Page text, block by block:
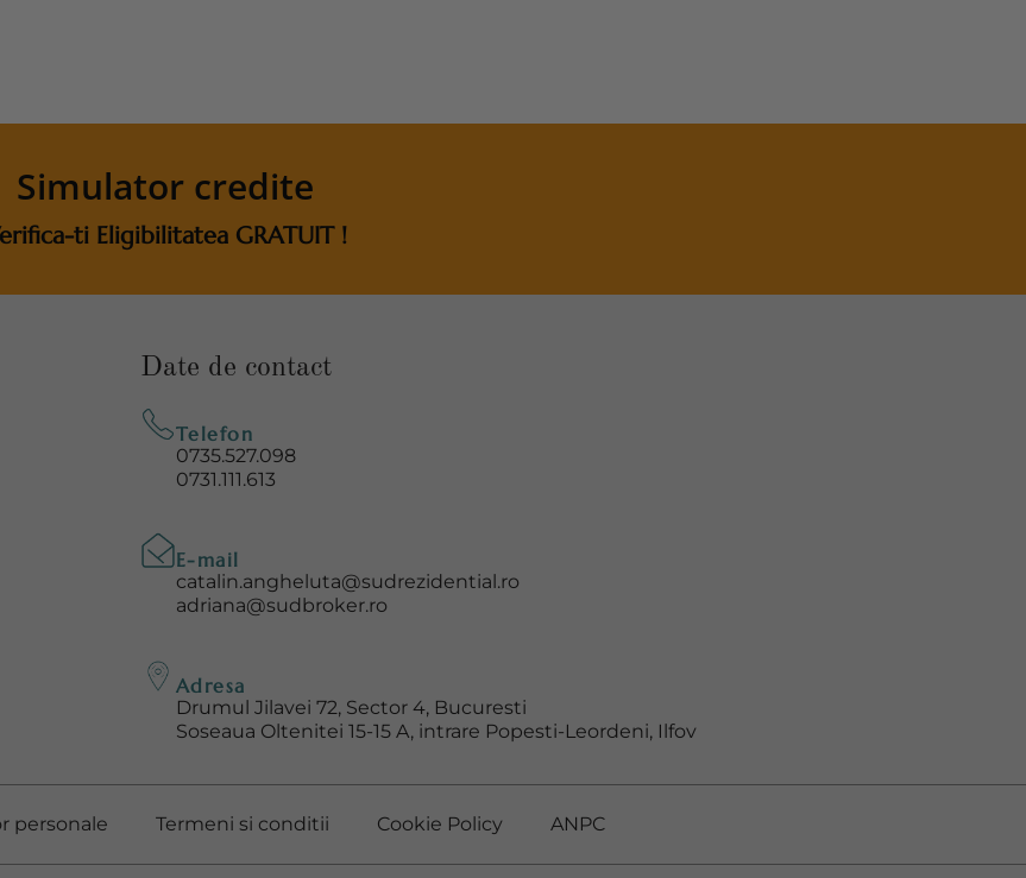
Simulator credite
ti Eligibilitatea GRATUIT !
Date de contact
Telefon
0735.527.098
0731.111.613
E-mail
catalin.angheluta@sudrezidential.ro
adriana@sudbroker.ro
Adresa
Drumul Jilavei 72, Sector 4, Bucuresti
Soseaua Oltenitei 15-15 A, intrare Popesti-Leordeni, Ilfov
personale Termeni si conditii Cookie Policy ANPC